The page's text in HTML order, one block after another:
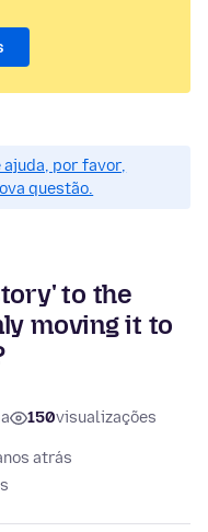
por favor,
questão.
to the
moving it to
150visualizações
atrás